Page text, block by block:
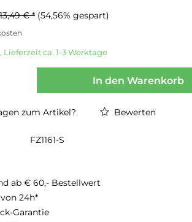
13,49 € * (54,56% gespart)
ca. 1-3 Werktage
In den Warenkorb
zum Artikel? Bewerten
FZ1161-S
ab € 60,- Bestellwert
24h*
Garantie